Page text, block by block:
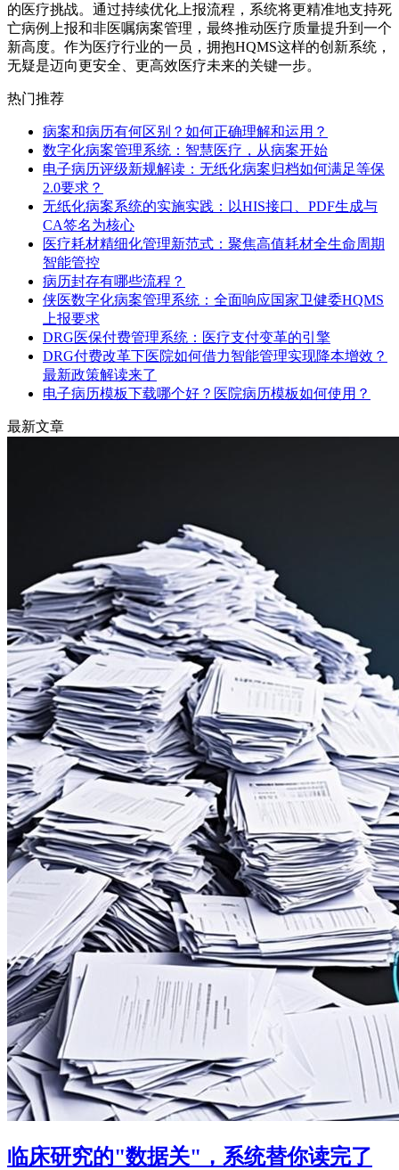
的医疗挑战。通过持续优化上报流程，系统将更精准地支持死
亡病例上报和非医嘱病案管理，最终推动医疗质量提升到一个
新高度。作为医疗行业的一员，拥抱HQMS这样的创新系统，
无疑是迈向更安全、更高效医疗未来的关键一步。
热门推荐
病案和病历有何区别？如何正确理解和运用？
数字化病案管理系统：智慧医疗，从病案开始
电子病历评级新规解读：无纸化病案归档如何满足等保
2.0要求？
无纸化病案系统的实施实践：以HIS接口、PDF生成与
CA签名为核心
医疗耗材精细化管理新范式：聚焦高值耗材全生命周期
智能管控
病历封存有哪些流程？
侠医数字化病案管理系统：全面响应国家卫健委HQMS
上报要求
DRG医保付费管理系统：医疗支付变革的引擎
DRG付费改革下医院如何借力智能管理实现降本增效？
最新政策解读来了
电子病历模板下载哪个好？医院病历模板如何使用？
最新文章
临床研究的"数据关"，系统替你读完了